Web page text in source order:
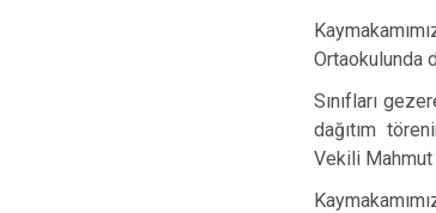
Ortaokulunda
Sınıfları
dağıtım
Vekili Mahmut